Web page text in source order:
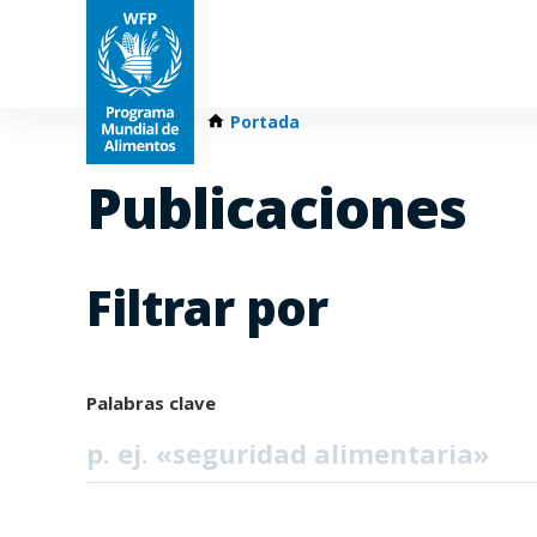
Portada
Publicaciones
Filtrar por
Palabras clave